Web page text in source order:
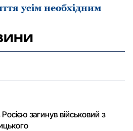
усім необхідним
Росією загинув військовий з